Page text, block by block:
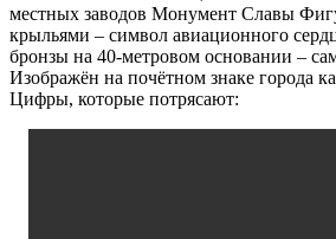
местных заводов Монумент Славы
крыльями – символ авиационного
бронзы на 40-метровом основании –
Изображён на почётном знаке города
Цифры, которые потрясают: